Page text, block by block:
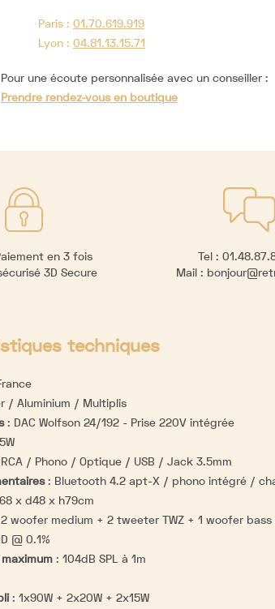
Paris : 01.70.619.919
Lyon : 04.81.13.15.71
Pour une écoute personnalisée avec un conseiller :
Prendre rendez-vous en boutique
en 3 fois
3D Secure
Tel :
Mail :
techniques
/ Aluminium / Multiplis
: DAC Wolfson 24/192 - Prise 220V intégrée
RCA / Phono / Optique / USB / Jack 3.5mm
: Bluetooth 4.2 apt-X / phono intégré /
x d48 x h79cm
2 woofer medium + 2 tweeter TWZ + 1 woofer
@ 0.1%
: 104dB SPL à 1m
: 1x90W + 2x20W + 2x15W